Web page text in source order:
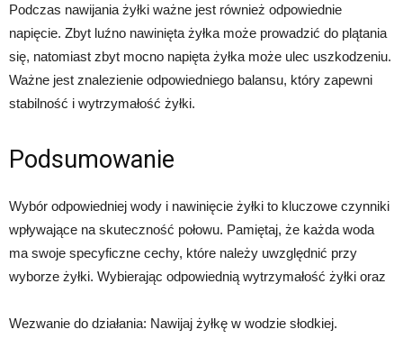
Podczas nawijania żyłki ważne jest również odpowiednie
napięcie. Zbyt luźno nawinięta żyłka może prowadzić do plątania
się, natomiast zbyt mocno napięta żyłka może ulec uszkodzeniu.
Ważne jest znalezienie odpowiedniego balansu, który zapewni
stabilność i wytrzymałość żyłki.
Podsumowanie
Wybór odpowiedniej wody i nawinięcie żyłki to kluczowe czynniki
wpływające na skuteczność połowu. Pamiętaj, że każda woda
ma swoje specyficzne cechy, które należy uwzględnić przy
wyborze żyłki. Wybierając odpowiednią wytrzymałość żyłki oraz
Wezwanie do działania: Nawijaj żyłkę w wodzie słodkiej.